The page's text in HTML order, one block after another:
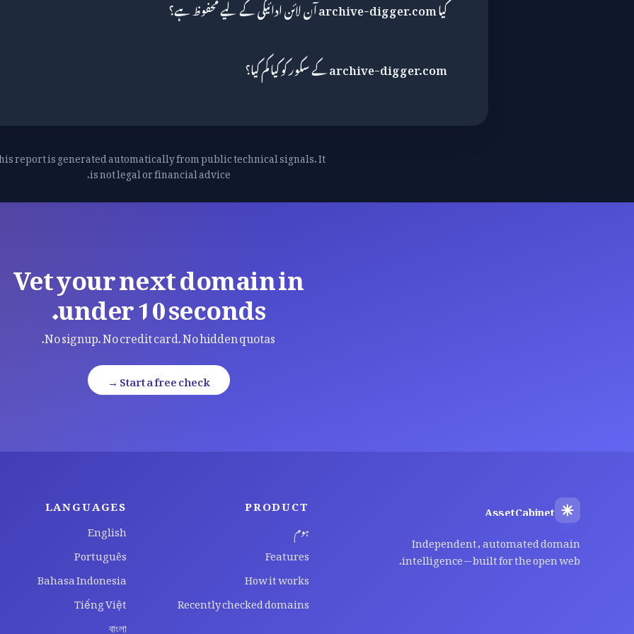
کیا archive-digger.com آن لائن ادائیگی کے لیے محفوظ ہے؟
archive-digger.com کے سکور کو کیا کم کیا؟
report is generated automatically from public technical signals. It
is not legal or financial advice.
Vet your next domain in
under 10 seconds.
No signup. No credit card. No hidden quotas.
Start a free check →
AssetCabinet
Independent, automated domain
intelligence — built for the open web.
PRODUCT
ہوم
Features
How it works
Recently checked domains
LANGUAGES
English
Português
Bahasa Indonesia
Tiếng Việt
বাংলা